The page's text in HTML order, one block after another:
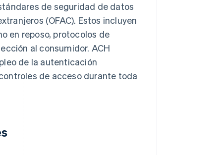
de seguridad de datos
(OFAC). Estos incluyen
en reposo, protocolos de
al consumidor. ACH
de la autenticación
de acceso durante toda